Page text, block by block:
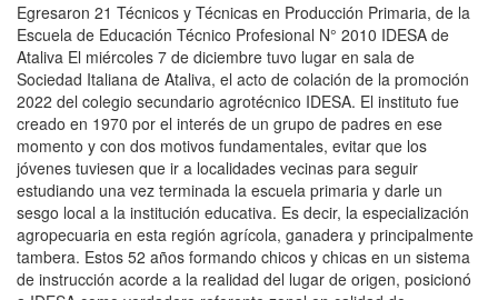
Egresaron 21 Técnicos y Técnicas en Producción Primaria, de la
Escuela de Educación Técnico Profesional N° 2010 IDESA de
Ataliva El miércoles 7 de diciembre tuvo lugar en sala de
Sociedad Italiana de Ataliva, el acto de colación de la promoción
2022 del colegio secundario agrotécnico IDESA. El instituto fue
creado en 1970 por el interés de un grupo de padres en ese
momento y con dos motivos fundamentales, evitar que los
jóvenes tuviesen que ir a localidades vecinas para seguir
estudiando una vez terminada la escuela primaria y darle un
sesgo local a la institución educativa. Es decir, la especialización
agropecuaria en esta región agrícola, ganadera y principalmente
tambera. Estos 52 años formando chicos y chicas en un sistema
de instrucción acorde a la realidad del lugar de origen, posicionó